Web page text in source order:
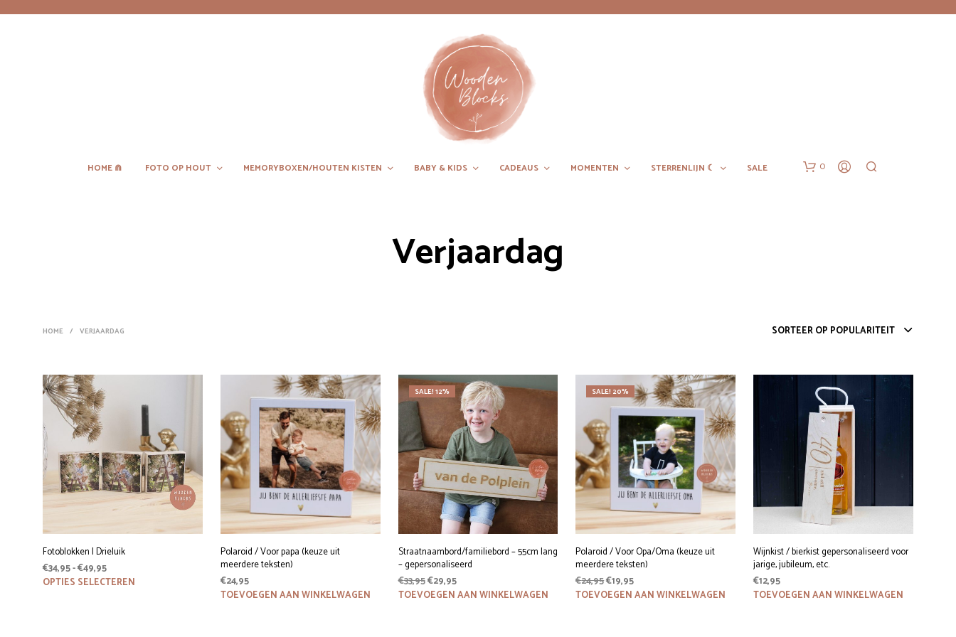
HOME ⋒ FOTO OP HOUT MEMORYBOXEN/HOUTEN KISTEN BABY & KIDS CADEAUS MOMENTEN STERRENLIJN ☾ SALE 0
G
N
P
R
O
D
U
C
T
E
N
I
N
E
N
Verjaardag
HOME / VERJAARDAG SORTEER OP POPULARITEIT
Fotoblokken | Drieluik
€34,95-€49,95Prijsklasse:
€34,95
OPTIES SELECTEREN
Polaroid / Voor papa (keuze uit
meerdere teksten)
€24,95
TOEVOEGEN AAN WINKELWAGEN
SALE! 12%
Straatnaambord/familiebord – 55cm lang
– gepersonaliseerd
€33,95Oorspronkelijke
prijs
€29,95Huidige
prijs
TOEVOEGEN AAN WINKELWAGEN
SALE! 20%
Polaroid / Voor Opa/Oma (keuze uit
meerdere teksten)
€24,95Oorspronkelijke
prijs
€19,95Huidige
prijs
TOEVOEGEN AAN WINKELWAGEN
Wijnkist / bierkist gepersonaliseerd voor
jarige, jubileum, etc.
€12,95
TOEVOEGEN AAN WINKELWAGEN